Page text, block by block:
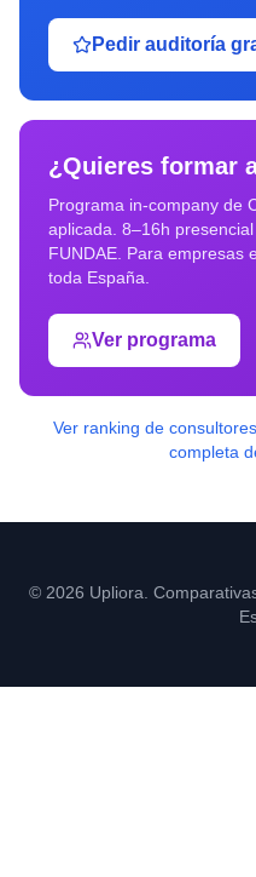
Pedir auditoría
¿Quieres formar
Programa in-company de
aplicada. 8–16h
FUNDAE. Para empresas
toda España.
Ver programa
Ver ranking de
completa
© 2026 Upliora.